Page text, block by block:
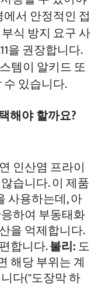
서 안정적인 접
식 방지 요구 사
을 권장합니다.
템이 알키드 또
있습니다.
해야 할까요?
인산염 프라이
습니다. 이 제품
사용하는데, 아
하여 부동태화
을 억제합니다.
합니다.불리:도
해당 부위는 계
다("도장막 하